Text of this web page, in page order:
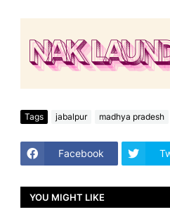
Tags jabalpur madhya pradesh
Facebook
YOU MIGHT LIKE